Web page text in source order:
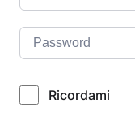
Ricordami